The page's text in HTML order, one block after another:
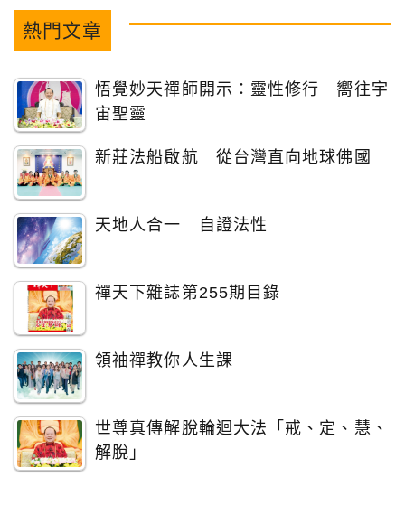
熱門文章
悟覺妙天禪師開示：靈性修行 嚮往宇
宙聖靈
新莊法船啟航 從台灣直向地球佛國
天地人合一 自證法性
禪天下雜誌第255期目錄
領袖禪教你人生課
世尊真傳解脫輪迴大法「戒、定、慧、
解脫」